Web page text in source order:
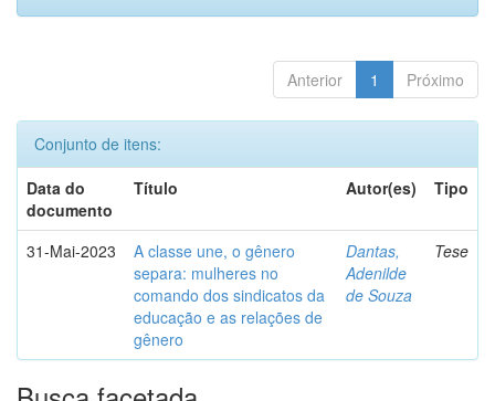
Anterior 1 Próximo
Conjunto de itens:
Data do
documento
Título Autor(es) Tipo
31-Mai-2023
A classe une, o gênero
separa: mulheres no
comando dos sindicatos da
educação e as relações de
gênero
Dantas,
Adenilde
de Souza
Tese